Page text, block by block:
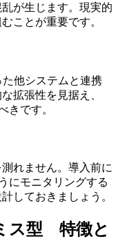
が生じます。現実的
ことが重要です。
他システムと連携
拡張性を見据え、
きです。
れません。導入前に
にモニタリングする
しておきましょう。
ス型 特徴と